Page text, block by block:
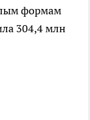
формам
304,4 млн